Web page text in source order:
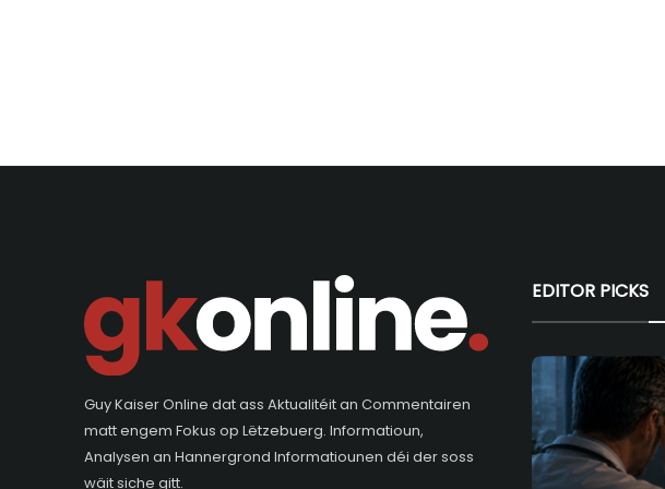
Guy Kaiser Online dat ass Aktualitéit an Commentairen
matt engem Fokus op Lëtzebuerg. Informatioun,
Analysen an Hannergrond Informatiounen déi der soss
wäit siche gitt.
EDITOR PICKS